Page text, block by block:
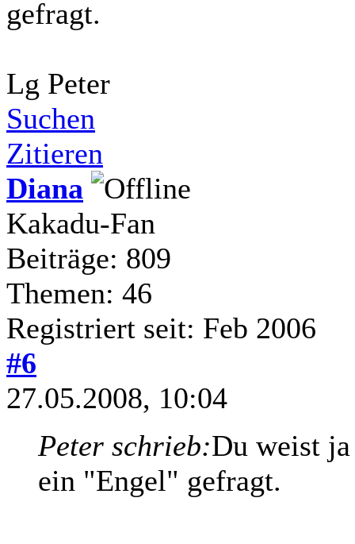
gefragt.
Lg Peter
Suchen
Zitieren
Diana
Kakadu-Fan
Beiträge: 809
Themen: 46
Registriert seit: Feb 2006
#6
27.05.2008, 10:04
Peter schrieb:Du weist
ein "Engel" gefragt.